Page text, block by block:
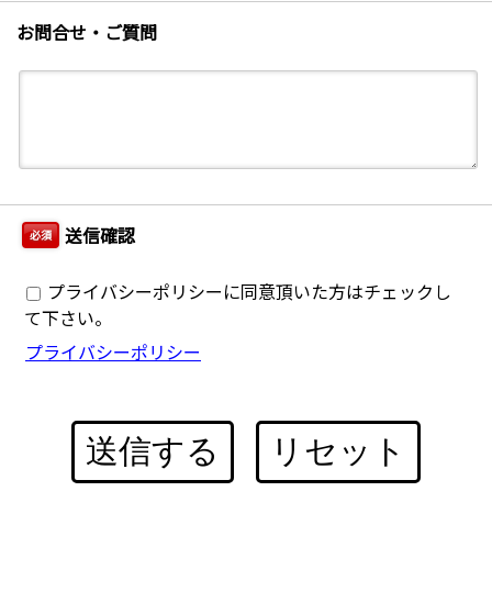
お問合せ・ご質問
必須 送信確認
プライバシーポリシーに同意頂いた方はチェックし
て下さい。
プライバシーポリシー
送信する リセット